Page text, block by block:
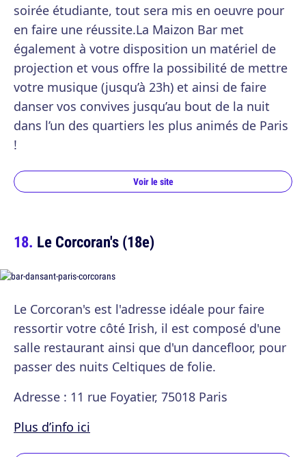
soirée étudiante, tout sera mis en oeuvre pour
en faire une réussite.La Maizon Bar met
également à votre disposition un matériel de
projection et vous offre la possibilité de mettre
votre musique (jusqu’à 23h) et ainsi de faire
danser vos convives jusqu’au bout de la nuit
dans l’un des quartiers les plus animés de Paris
!
Voir le site
Le Corcoran's (18e)
Le Corcoran's est l'adresse idéale pour faire
ressortir votre côté Irish, il est composé d'une
salle restaurant ainsi que d'un dancefloor, pour
passer des nuits Celtiques de folie.
Adresse : 11 rue Foyatier, 75018 Paris
Plus d’info ici